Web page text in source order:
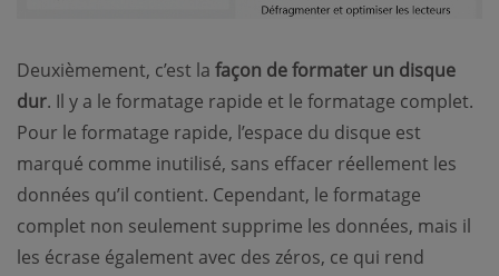
Deuxièmement, c’est la façon de formater un disque
dur. Il y a le formatage rapide et le formatage complet.
Pour le formatage rapide, l’espace du disque est
marqué comme inutilisé, sans effacer réellement les
données qu’il contient. Cependant, le formatage
complet non seulement supprime les données, mais il
les écrase également avec des zéros, ce qui rend